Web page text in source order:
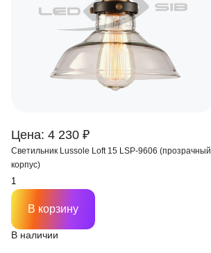
Цена: 4 230 ₽
Светильник Lussole Loft 15 LSP-9606 (прозрачный
корпус)
В наличии
В корзину